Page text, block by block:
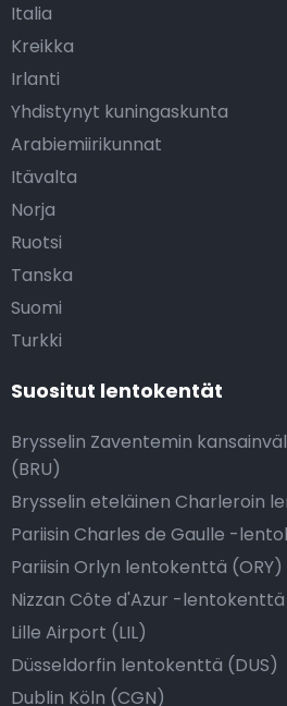
Italia
Kreikka
Irlanti
Yhdistynyt kuningaskunta
Arabiemiirikunnat
Itävalta
Norja
Ruotsi
Tanska
Suomi
Turkki
Suositut lentokentät
Brysselin Zaventemin
(BRU)
Brysselin eteläinen Charleroin
Pariisin Charles de Gaulle -
Pariisin Orlyn lentokenttä (ORY)
Nizzan Côte d'Azur -lentokenttä
Lille Airport (LIL)
Düsseldorfin lentokenttä (DUS)
Dublin Köln (CGN)